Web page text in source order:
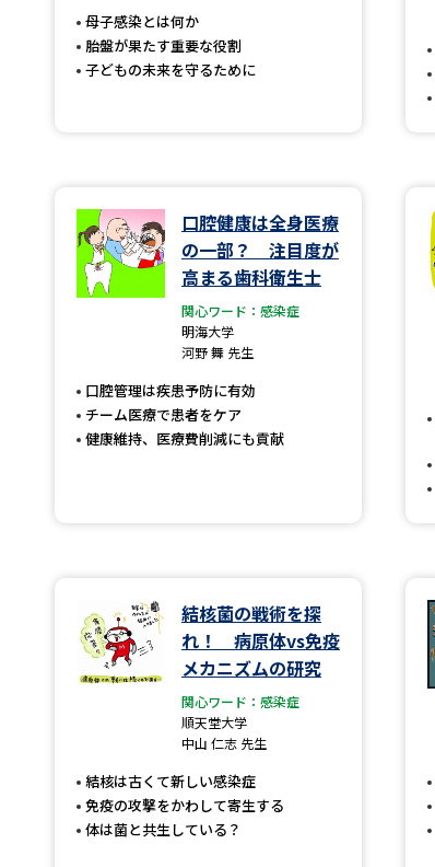
母子感染とは何か
胎盤が果たす重要な役割
子どもの未来を守るために
口腔健康は全身医療
の一部？ 注目度が
高まる歯科衛生士
関心ワード：感染症
明海大学
河野 舞 先生
口腔管理は疾患予防に有効
チーム医療で患者をケア
健康維持、医療費削減にも貢献
結核菌の戦術を探
れ！ 病原体vs免疫
メカニズムの研究
関心ワード：感染症
順天堂大学
中山 仁志 先生
結核は古くて新しい感染症
免疫の攻撃をかわして寄生する
体は菌と共生している？